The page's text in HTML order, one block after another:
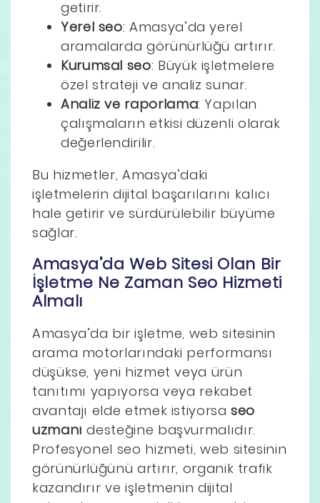
getirir.
Yerel seo: Amasya’da yerel
aramalarda görünürlüğü artırır.
Kurumsal seo: Büyük işletmelere
özel strateji ve analiz sunar.
Analiz ve raporlama: Yapılan
çalışmaların etkisi düzenli olarak
değerlendirilir.
Bu hizmetler, Amasya’daki
işletmelerin dijital başarılarını kalıcı
hale getirir ve sürdürülebilir büyüme
sağlar.
Amasya’da Web Sitesi Olan Bir
İşletme Ne Zaman Seo Hizmeti
Almalı
Amasya’da bir işletme, web sitesinin
arama motorlarındaki performansı
düşükse, yeni hizmet veya ürün
tanıtımı yapıyorsa veya rekabet
avantajı elde etmek istiyorsaseo
uzmanı desteğine başvurmalıdır.
Profesyonel seo hizmeti, web sitesinin
görünürlüğünü artırır, organik trafik
kazandırır ve işletmenin dijital